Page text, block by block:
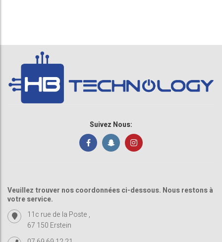
Suivez Nous:
Veuillez trouver nos coordonnées ci-dessous. Nous restons à
votre service.
11c rue de la Poste ,
67 150 Erstein